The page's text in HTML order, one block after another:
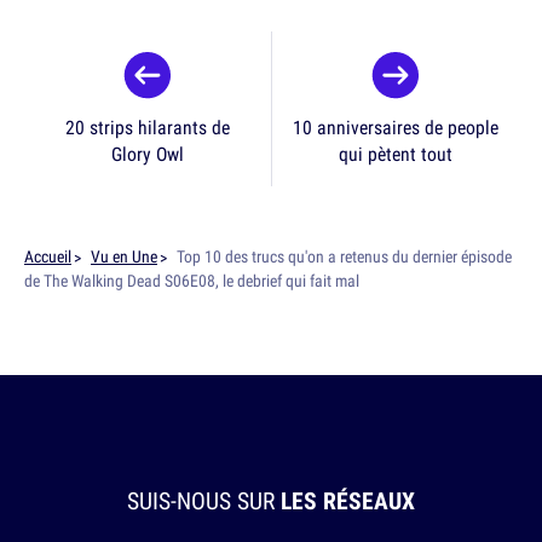
20 strips hilarants de
Glory Owl
10 anniversaires de people
qui pètent tout
Accueil Vu en Une
Top 10 des trucs qu'on a retenus du dernier épisode
de The Walking Dead S06E08, le debrief qui fait mal
SUIS-NOUS SUR LES RÉSEAUX